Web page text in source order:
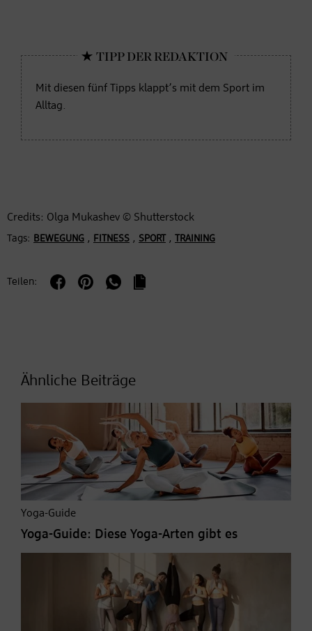
Mit diesen fünf Tipps klappt’s mit dem Sport im
Alltag.
Credits: Olga Mukashev © Shutterstock
Tags: BEWEGUNG , FITNESS , SPORT , TRAINING
Teilen:
Ähnliche Beiträge
Yoga-Guide
Yoga-Guide: Diese Yoga-Arten gibt es